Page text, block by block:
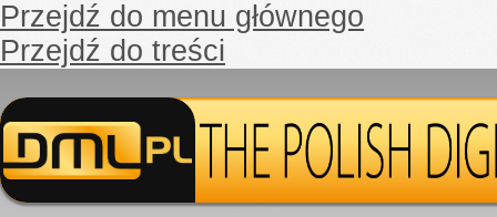
Przejdź do menu głównego
Przejdź do treści